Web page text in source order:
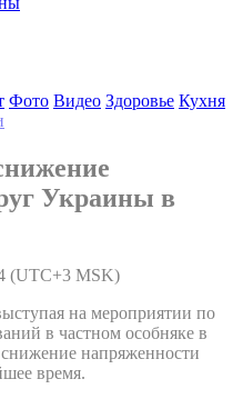
Фото Видео Здоровье Кухня
Украины в
(UTC+3 MSK)
на мероприятии по
в частном особняке в
напряженности
время.